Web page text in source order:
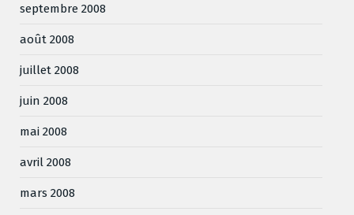
septembre 2008
août 2008
juillet 2008
juin 2008
mai 2008
avril 2008
mars 2008